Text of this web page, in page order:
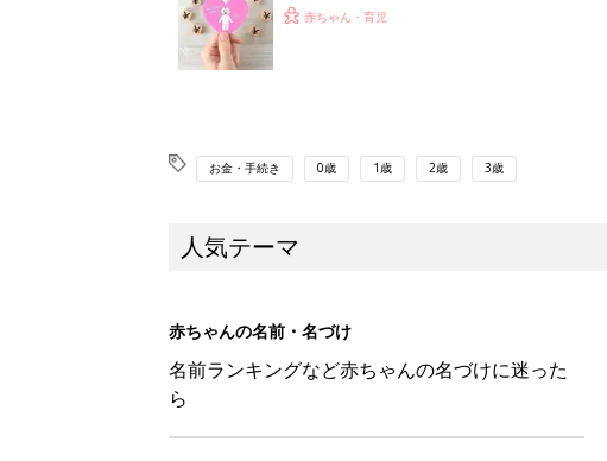
門家】
赤ちゃん・育児
お金・手続き 0歳 1歳 2歳 3歳
人気テーマ
赤ちゃんの名前・名づけ
名前ランキングなど赤ちゃんの名づけに迷った
ら